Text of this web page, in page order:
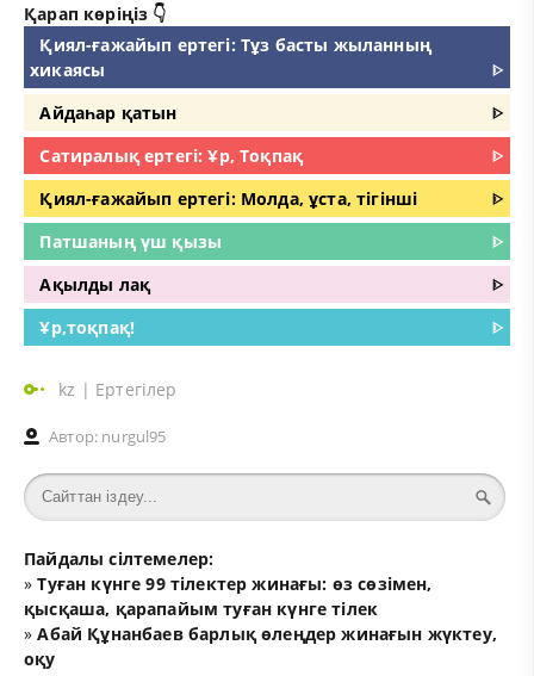
Қарап көріңіз 👇
Қиял-ғажайып ертегі: Тұз басты жыланның
хикаясы
ᐈ
Айдаһар қатын
ᐈ
Сатиралық ертегі: Ұр, Тоқпақ
ᐈ
Қиял-ғажайып ертегі: Молда, ұста, тігінші
ᐈ
Патшаның үш қызы
ᐈ
Ақылды лақ
ᐈ
Ұр,тоқпақ!
ᐈ
kz | Ертегілер
Автор: nurgul95
Пайдалы сілтемелер:
»Туған күнге 99 тілектер жинағы: өз сөзімен,
қысқаша, қарапайым туған күнге тілек
»Абай Құнанбаев барлық өлеңдер жинағын жүктеу,
оқу